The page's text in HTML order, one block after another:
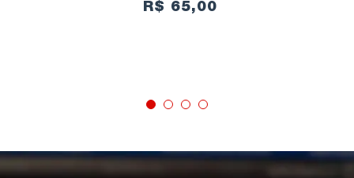
R$ 65,00